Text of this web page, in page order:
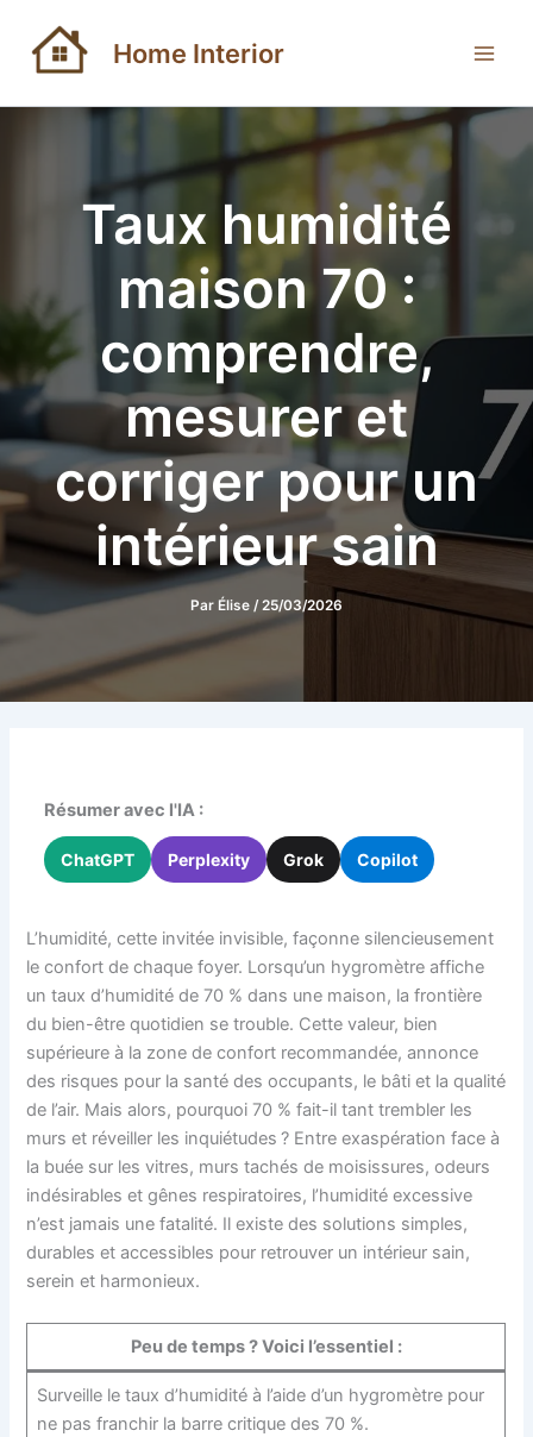
contenu
Home Interior
Taux humidité
maison 70 :
comprendre,
mesurer et
corriger pour un
intérieur sain
Par Élise /25/03/2026
Résumer avec l'IA :
ChatGPT Perplexity Grok Copilot
L’humidité, cette invitée invisible, façonne silencieusement
le confort de chaque foyer. Lorsqu’un hygromètre affiche
un taux d’humidité de 70 % dans une maison, la frontière
du bien-être quotidien se trouble. Cette valeur, bien
supérieure à la zone de confort recommandée, annonce
des risques pour la santé des occupants, le bâti et la qualité
de l’air. Mais alors, pourquoi 70 % fait-il tant trembler les
murs et réveiller les inquiétudes ? Entre exaspération face à
la buée sur les vitres, murs tachés de moisissures, odeurs
indésirables et gênes respiratoires, l’humidité excessive
n’est jamais une fatalité. Il existe des solutions simples,
durables et accessibles pour retrouver un intérieur sain,
serein et harmonieux.
Peu de temps ? Voici l’essentiel :
Surveille le taux d’humidité à l’aide d’un hygromètre pour
ne pas franchir la barre critique des 70 %.